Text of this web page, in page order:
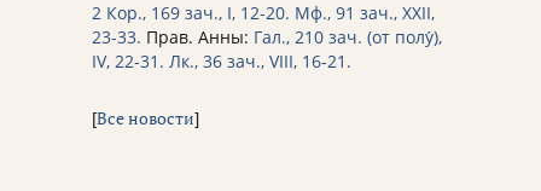
2 Кор., 169 зач., I, 12-20. Мф., 91 зач., XXII,
23-33. Прав. Анны: Гал., 210 зач. (от полу́),
IV, 22-31. Лк., 36 зач., VIII, 16-21.
[Все новости]